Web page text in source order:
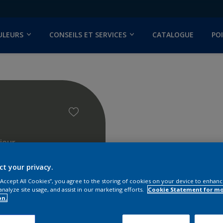
CONSEILS ET SERVICES CATALOGUE
your privacy.
All Cookies”, you agree to the storing of cookies on your device to
site usage, and assist in our marketing efforts.
Cookie Statement for